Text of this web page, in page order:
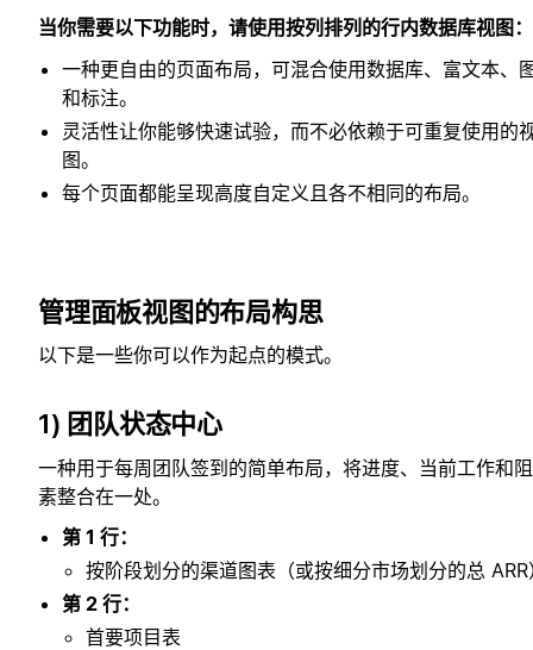
当你需要以下功能时，请使用按列排列的行内数据库视图：
一种更自由的页面布局，可混合使用数据库、富文本、
和标注。
灵活性让你能够快速试验，而不必依赖于可重复使用的
图。
每个页面都能呈现高度自定义且各不相同的布局。
管理面板视图的布局构思
以下是一些你可以作为起点的模式。
1) 团队状态中心
一种用于每周团队签到的简单布局，将进度、当前工作和
素整合在一处。
第 1 行：
按阶段划分的渠道图表（或按细分市场划分的总 ARR
第 2 行：
首要项目表